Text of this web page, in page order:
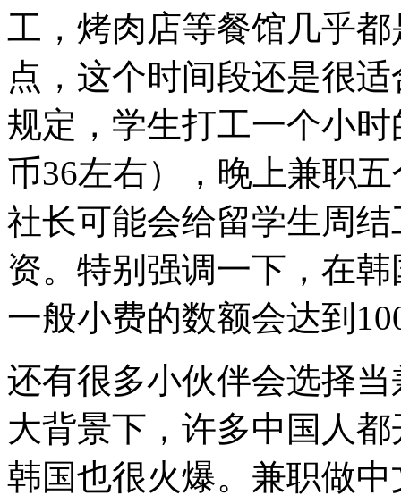
工，烤肉店等餐馆几乎
点，这个时间段还是很
规定，学生打工一个小
币36左右），晚上兼职
社长可能会给留学生周
资。特别强调一下，在
一般小费的数额会达到
还有很多小伙伴会选择
大背景下，许多中国人
韩国也很火爆。兼职做